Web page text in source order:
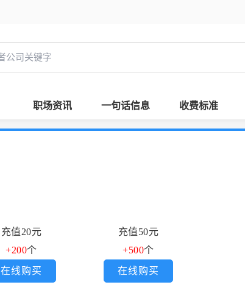
职场资讯 一句话信息 收费标准
充值20元
+200个
在线购买
充值50元
+500个
在线购买